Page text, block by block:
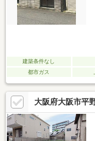
建築条件なし
都市ガス
大阪府大阪市平